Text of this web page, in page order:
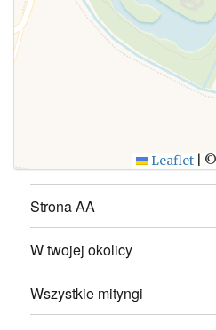
Leaflet ©
Strona AA
W twojej okolicy
Wszystkie mityngi